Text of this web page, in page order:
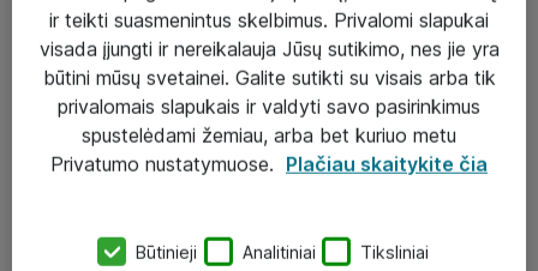
Paslaugos
Sprendimai
Įgyvendinti projektai
Atea ekspertų patarimai verslui
UAB „ATEA“
ir teikti suasmenintus skelbimus. Privalomi slapukai
visada įjungti ir nereikalauja Jūsų sutikimo, nes jie yra
būtini mūsų svetainei. Galite sutikti su visais arba tik
privalomais slapukais ir valdyti savo pasirinkimus
spustelėdami žemiau, arba bet kuriuo metu
Privatumo nustatymuose. Plačiau skaitykite čia
Būtinieji Analitiniai Tiksliniai